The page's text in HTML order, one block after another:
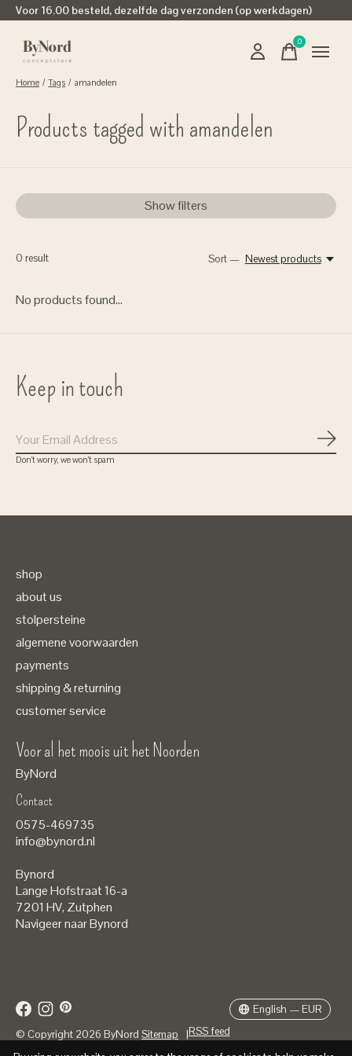
Voor 16.00 besteld, dezelfde dag verzonden (op werkdagen)
0items
Home / Tags / amandelen
Products tagged with amandelen
Show filters
0 result Sort — Newest products
No products found...
Keep in touch
Don’t worry, we won’t spam
shop
about us
stolpersteine
algemene voorwaarden
payments
shipping & returning
customer service
Voor al het moois uit het Noorden
ByNord
Contact
0575-469735
info@bynord.nl
Bynord
Lange Hofstraat 16-a
7201 HV, Zutphen
Navigeer naar Bynord
© Copyright 2026 ByNord Sitemap |RSS feed
English — EUR